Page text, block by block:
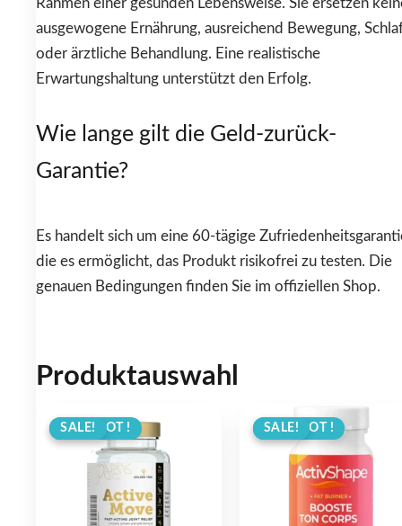
Rahmen einer gesunden Lebensweise. Sie ersetzen
ausgewogene Ernährung, ausreichend Bewegung,
oder ärztliche Behandlung. Eine realistische
Erwartungshaltung unterstützt den Erfolg.
Wie lange gilt die Geld-zurück-
Garantie?
Es handelt sich um eine 60-tägige
die es ermöglicht, das Produkt risikofrei zu testen. Die
genauen Bedingungen finden Sie im offiziellen Shop.
Produktauswahl
ANGEBOT !
SALE! ANGEBOT !
SALE!